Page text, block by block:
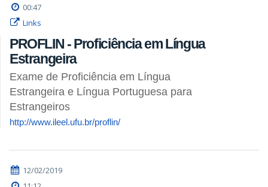
00:47
Links
PROFLIN - Proficiência em Língua
Estrangeira
Exame de Proficiência em Língua
Estrangeira e Língua Portuguesa para
Estrangeiros
http://www.ileel.ufu.br/proflin/
12/02/2019